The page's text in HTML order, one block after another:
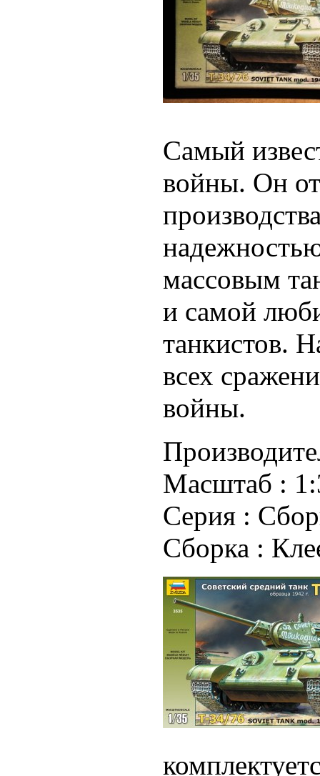
Самый
войны. Он
массовым
и самой
танкистов.
всех
войны.
Масштаб :
Серия :
Сборка :